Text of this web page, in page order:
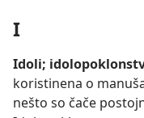
I
Idoli;
koristinena o
nešto so čače